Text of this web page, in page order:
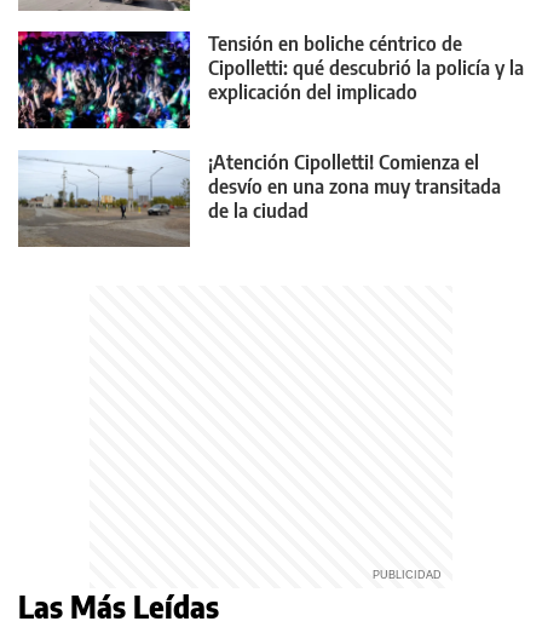
Tensión en boliche céntrico de
Cipolletti: qué descubrió la policía y la
explicación del implicado
¡Atención Cipolletti! Comienza el
desvío en una zona muy transitada
de la ciudad
Las Más Leídas